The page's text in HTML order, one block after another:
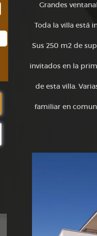
Grandes
Toda la villa está
Sus 250 m2 de
invitados en la
de esta villa.
familiar en